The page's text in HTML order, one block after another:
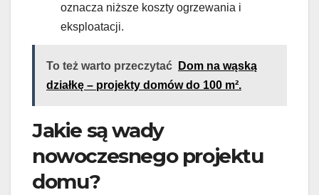
oznacza niższe koszty ogrzewania i
eksploatacji.
To też warto przeczytać
Dom na wąską
działkę – projekty domów do 100 m².
Jakie są wady
nowoczesnego projektu
domu?